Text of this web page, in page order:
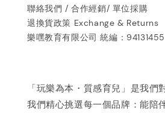
聯絡我們 / 合作經銷/ 單位採購
退換貨政策 Exchange & Returns
樂嘿教育有限公司 統編：94131455
「玩樂為本・質感育兒」是我們
我們精心挑選每一個品牌：能陪